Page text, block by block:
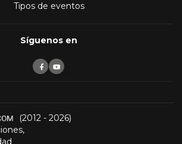
Tipos de eventos
Síguenos en
(2012 - 2026)
,